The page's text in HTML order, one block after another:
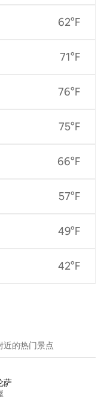
62°F
71°F
76°F
75°F
66°F
57°F
49°F
42°F
近的热门景点
萨